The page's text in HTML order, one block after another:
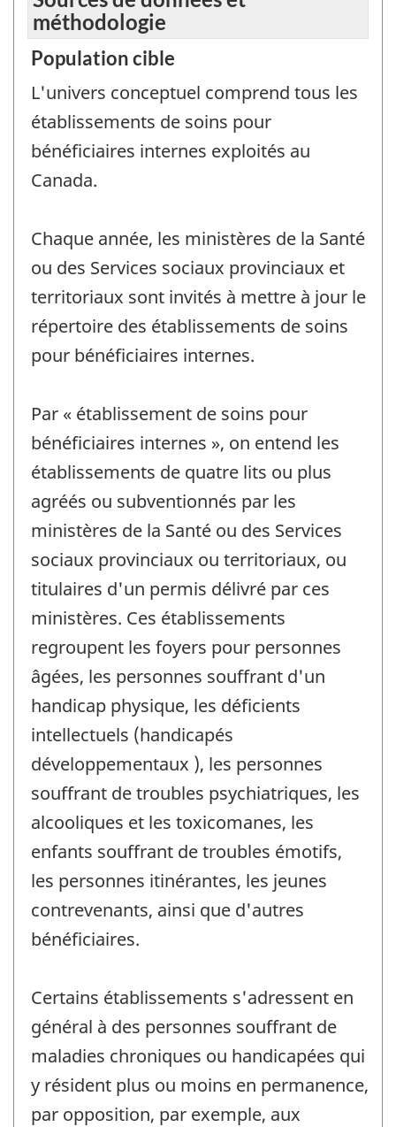
méthodologie
Population cible
L'univers conceptuel comprend tous les
établissements de soins pour
bénéficiaires internes exploités au
Canada.
Chaque année, les ministères de la Santé
ou des Services sociaux provinciaux et
territoriaux sont invités à mettre à jour le
répertoire des établissements de soins
pour bénéficiaires internes.
Par « établissement de soins pour
bénéficiaires internes », on entend les
établissements de quatre lits ou plus
agréés ou subventionnés par les
ministères de la Santé ou des Services
sociaux provinciaux ou territoriaux, ou
titulaires d'un permis délivré par ces
ministères. Ces établissements
regroupent les foyers pour personnes
âgées, les personnes souffrant d'un
handicap physique, les déficients
intellectuels (handicapés
développementaux ), les personnes
souffrant de troubles psychiatriques, les
alcooliques et les toxicomanes, les
enfants souffrant de troubles émotifs,
les personnes itinérantes, les jeunes
contrevenants, ainsi que d'autres
bénéficiaires.
Certains établissements s'adressent en
général à des personnes souffrant de
maladies chroniques ou handicapées qui
y résident plus ou moins en permanence,
par opposition, par exemple, aux